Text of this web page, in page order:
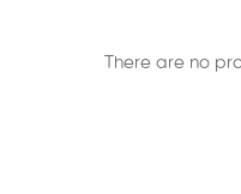
There are no